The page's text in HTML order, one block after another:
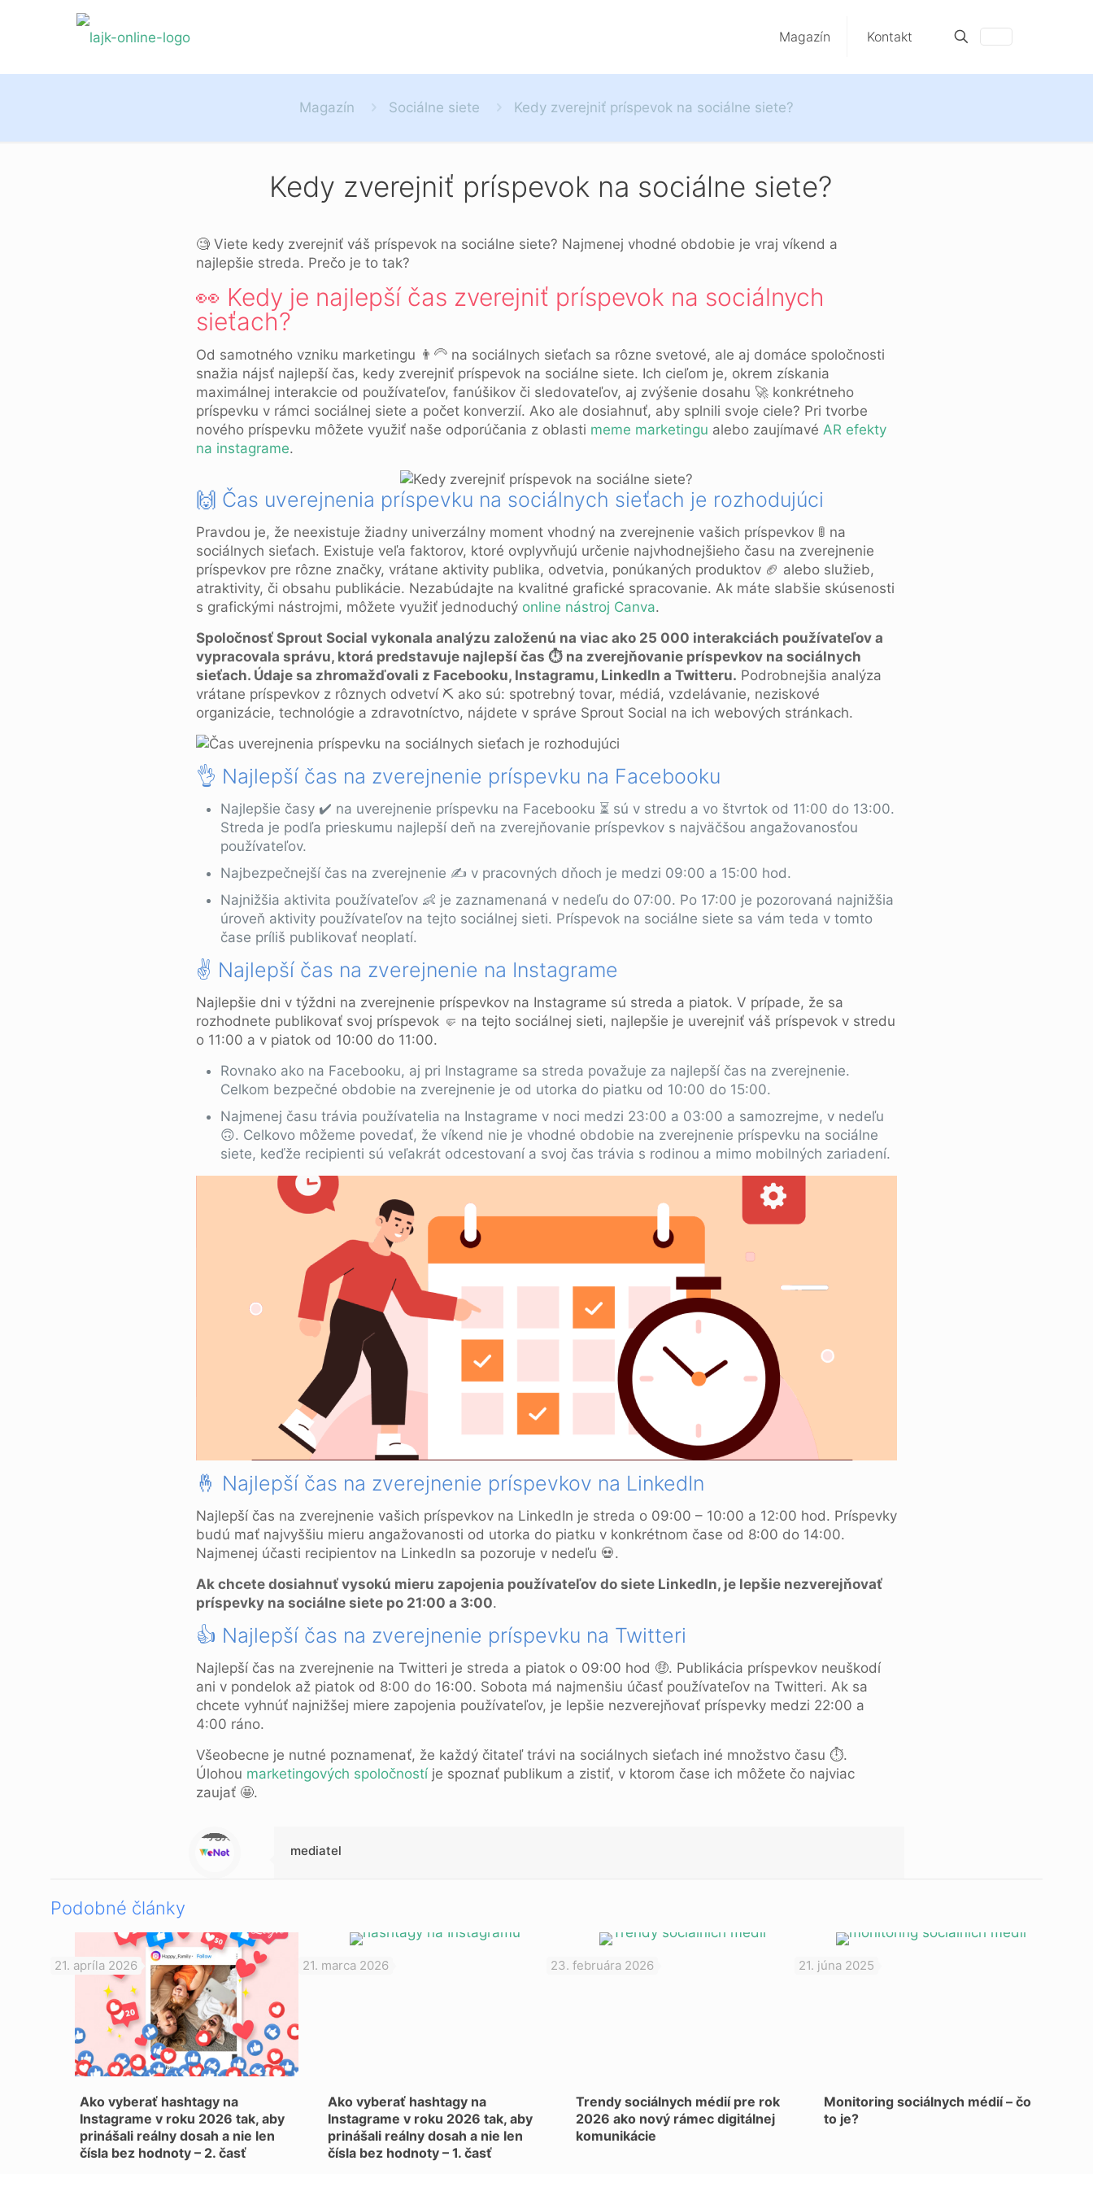
Magazín Kontakt
Magazín Sociálne siete Kedy zverejniť príspevok na sociálne siete?
Kedy zverejniť príspevok na sociálne siete?
🧐 Viete kedy zverejniť váš príspevok na sociálne siete? Najmenej vhodné obdobie je vraj víkend a
najlepšie streda. Prečo je to tak?
👀 Kedy je najlepší čas zverejniť príspevok na sociálnych
sieťach?
Od samotného vzniku marketingu 👨‍🦳 na sociálnych sieťach sa rôzne svetové, ale aj domáce spoločnosti
snažia nájsť najlepší čas, kedy zverejniť príspevok na sociálne siete. Ich cieľom je, okrem získania
maximálnej interakcie od používateľov, fanúšikov či sledovateľov, aj zvýšenie dosahu 🚀 konkrétneho
príspevku v rámci sociálnej siete a počet konverzií. Ako ale dosiahnuť, aby splnili svoje ciele? Pri tvorbe
nového príspevku môžete využiť naše odporúčania z oblasti meme marketingu alebo zaujímavé AR efekty
na instagrame.
🙌 Čas uverejnenia príspevku na sociálnych sieťach je rozhodujúci
Pravdou je, že neexistuje žiadny univerzálny moment vhodný na zverejnenie vašich príspevkov 🚦 na
sociálnych sieťach. Existuje veľa faktorov, ktoré ovplyvňujú určenie najvhodnejšieho času na zverejnenie
príspevkov pre rôzne značky, vrátane aktivity publika, odvetvia, ponúkaných produktov 🏈 alebo služieb,
atraktivity, či obsahu publikácie. Nezabúdajte na kvalitné grafické spracovanie. Ak máte slabšie skúsenosti
s grafickými nástrojmi, môžete využiť jednoduchý online nástroj Canva.
Spoločnosť Sprout Social vykonala analýzu založenú na viac ako 25 000 interakciách používateľov a
vypracovala správu, ktorá predstavuje najlepší čas ⏱ na zverejňovanie príspevkov na sociálnych
sieťach. Údaje sa zhromažďovali z Facebooku, Instagramu, LinkedIn a Twitteru. Podrobnejšia analýza
vrátane príspevkov z rôznych odvetví ⛏ ako sú: spotrebný tovar, médiá, vzdelávanie, neziskové
organizácie, technológie a zdravotníctvo, nájdete v správe Sprout Social na ich webových stránkach.
👌 Najlepší čas na zverejnenie príspevku na Facebooku
Najlepšie časy ✔️ na uverejnenie príspevku na Facebooku ⏳ sú v stredu a vo štvrtok od 11:00 do 13:00.
Streda je podľa prieskumu najlepší deň na zverejňovanie príspevkov s najväčšou angažovanosťou
používateľov.
Najbezpečnejší čas na zverejnenie ✍️ v pracovných dňoch je medzi 09:00 a 15:00 hod.
Najnižšia aktivita používateľov 👶 je zaznamenaná v nedeľu do 07:00. Po 17:00 je pozorovaná najnižšia
úroveň aktivity používateľov na tejto sociálnej sieti. Príspevok na sociálne siete sa vám teda v tomto
čase príliš publikovať neoplatí.
✌️ Najlepší čas na zverejnenie na Instagrame
Najlepšie dni v týždni na zverejnenie príspevkov na Instagrame sú streda a piatok. V prípade, že sa
rozhodnete publikovať svoj príspevok 🤛 na tejto sociálnej sieti, najlepšie je uverejniť váš príspevok v stredu
o 11:00 a v piatok od 10:00 do 11:00.
Rovnako ako na Facebooku, aj pri Instagrame sa streda považuje za najlepší čas na zverejnenie.
Celkom bezpečné obdobie na zverejnenie je od utorka do piatku od 10:00 do 15:00.
Najmenej času trávia používatelia na Instagrame v noci medzi 23:00 a 03:00 a samozrejme, v nedeľu
🙃. Celkovo môžeme povedať, že víkend nie je vhodné obdobie na zverejnenie príspevku na sociálne
siete, keďže recipienti sú veľakrát odcestovaní a svoj čas trávia s rodinou a mimo mobilných zariadení.
🤞 Najlepší čas na zverejnenie príspevkov na LinkedIn
Najlepší čas na zverejnenie vašich príspevkov na LinkedIn je streda o 09:00 – 10:00 a 12:00 hod. Príspevky
budú mať najvyššiu mieru angažovanosti od utorka do piatku v konkrétnom čase od 8:00 do 14:00.
Najmenej účasti recipientov na LinkedIn sa pozoruje v nedeľu 💀.
Ak chcete dosiahnuť vysokú mieru zapojenia používateľov do siete LinkedIn, je lepšie nezverejňovať
príspevky na sociálne siete po 21:00 a 3:00.
👍 Najlepší čas na zverejnenie príspevku na Twitteri
Najlepší čas na zverejnenie na Twitteri je streda a piatok o 09:00 hod 🤑. Publikácia príspevkov neuškodí
ani v pondelok až piatok od 8:00 do 16:00. Sobota má najmenšiu účasť používateľov na Twitteri. Ak sa
chcete vyhnúť najnižšej miere zapojenia používateľov, je lepšie nezverejňovať príspevky medzi 22:00 a
4:00 ráno.
Všeobecne je nutné poznamenať, že každý čitateľ trávi na sociálnych sieťach iné množstvo času ⏱.
Úlohou marketingových spoločnostíje spoznať publikum a zistiť, v ktorom čase ich môžete čo najviac
zaujať 🤩.
Warning
: Trying to access array offset on null in
/data/1/d/1da9a732-fb3a-4804-a40f-d46885ca54ae/lajk.online/web/wp-content/themes/betheme-child/includes/content-single.php
on line
286
mediatel
Podobné články
21. apríla 2026
Ako vyberať hashtagy na
Instagrame v roku 2026 tak, aby
prinášali reálny dosah a nie len
čísla bez hodnoty – 2. časť
21. marca 2026
Ako vyberať hashtagy na
Instagrame v roku 2026 tak, aby
prinášali reálny dosah a nie len
čísla bez hodnoty – 1. časť
23. februára 2026
Trendy sociálnych médií pre rok
2026 ako nový rámec digitálnej
komunikácie
21. júna 2025
Monitoring sociálnych médií – čo
to je?